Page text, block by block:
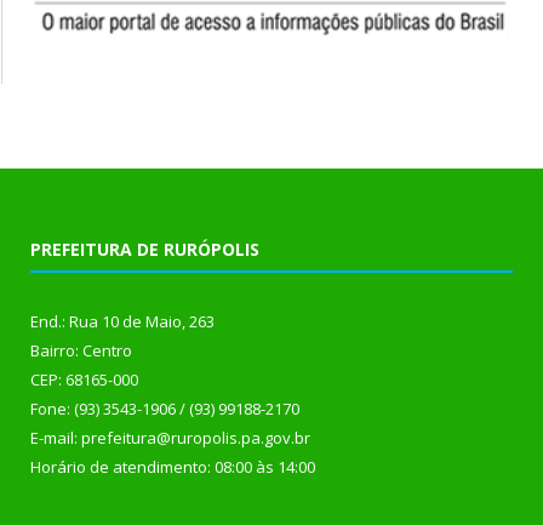
PREFEITURA DE RURÓPOLIS
End.: Rua 10 de Maio, 263
Bairro: Centro
CEP: 68165-000
Fone: (93) 3543-1906 / (93) 99188-2170
E-mail: prefeitura@ruropolis.pa.gov.br
Horário de atendimento: 08:00 às 14:00